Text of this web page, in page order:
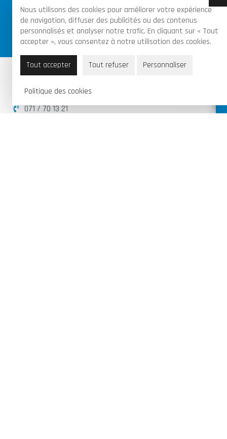
Nous utilisons des cookies pour améliorer votre expérience
de navigation, diffuser des publicités ou des contenus
personnalisés et analyser notre trafic. En cliquant sur « Tout
accepter », vous consentez à notre utilisation des cookies.
Tout accepter Tout refuser Personnaliser
Politique des cookies
Achats sécurisés par certificat SSL sur toutes
les commandes
Piraux Valentin & Fils SRL
Route de Florennes 95B, 6280 Gerpinnes
071 / 70 13 21